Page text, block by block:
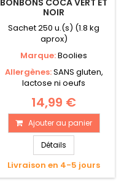
BONBONS COCA VERT ET
NOIR
Sachet 250 u.(s) (1.8 kg
aprox)
Marque:Boolies
Allergènes:SANS gluten,
lactose ni oeufs
14,99 €
Ajouter au panier
Détails
Livraison en 4-5 jours